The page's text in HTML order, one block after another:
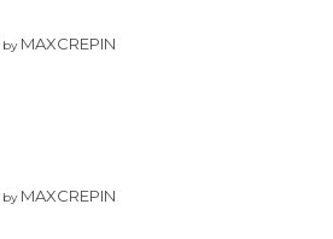
by MAXCREPIN
by MAXCREPIN